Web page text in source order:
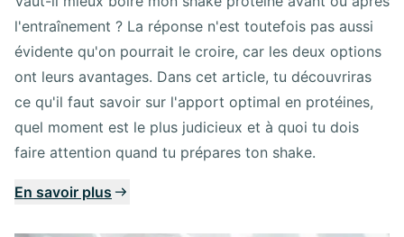
l'entraînement ? La réponse n'est toutefois pas aussi
évidente qu'on pourrait le croire, car les deux options
ont leurs avantages. Dans cet article, tu découvriras
ce qu'il faut savoir sur l'apport optimal en protéines,
quel moment est le plus judicieux et à quoi tu dois
faire attention quand tu prépares ton shake.
En savoir plus